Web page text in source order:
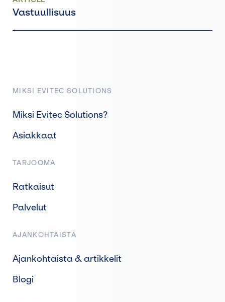
Vastuullisuus
MIKSI EVITEC SOLUTIONS
Miksi Evitec Solutions?
Asiakkaat
TARJOOMA
Ratkaisut
Palvelut
AJANKOHTAISTA
Ajankohtaista & artikkelit
Blogi